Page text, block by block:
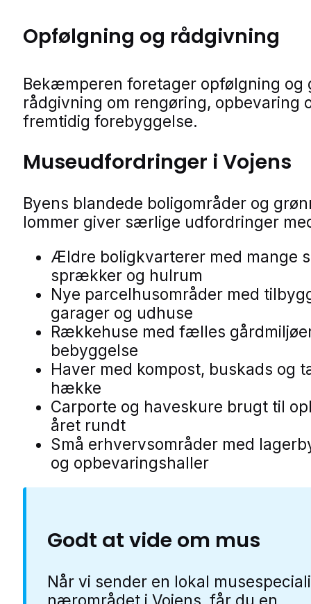
Opfølgning og rådgivning
Bekæmperen foretager opfølgning og
rådgivning om rengøring, opbevaring
fremtidig forebyggelse.
Museudfordringer i Vojens
Byens blandede boligområder og
lommer giver særlige udfordringer
Ældre boligkvarterer med mange
sprækker og hulrum
Nye parcelhusområder med
garager og udhuse
Rækkehuse med fælles
bebyggelse
Haver med kompost, buskads og
hække
Carporte og haveskure brugt til
året rundt
Små erhvervsområder med
og opbevaringshaller
Godt at vide om mus
Når vi sender en lokal
nærområdet i Vojens, får du en